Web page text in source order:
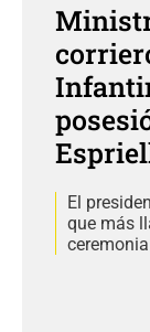
El
que más